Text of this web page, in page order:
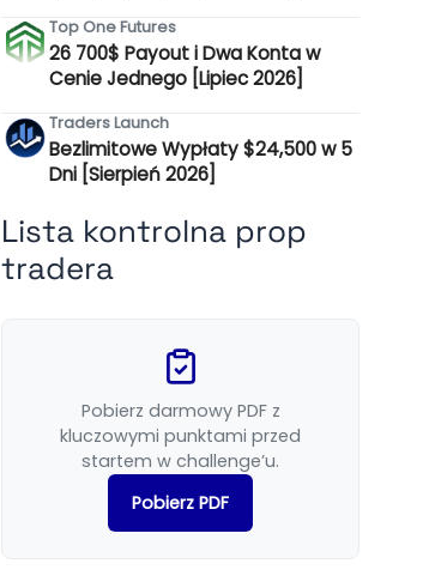
Top One Futures
26 700$ Payout i Dwa Konta w
Cenie Jednego [Lipiec 2026]
Traders Launch
Bezlimitowe Wypłaty $24,500 w 5
Dni [Sierpień 2026]
Lista kontrolna prop
tradera
Pobierz darmowy PDF z
kluczowymi punktami przed
startem w challenge’u.
Pobierz PDF